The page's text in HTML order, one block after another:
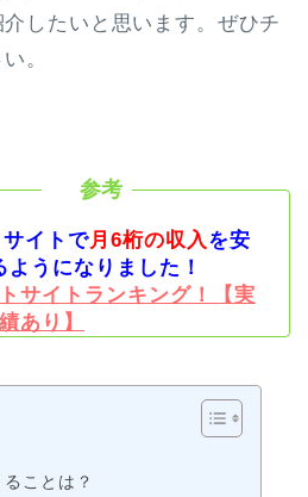
したいと思います。ぜひチ
。
イトで月6桁の収入 を安
うになりました！
サイトランキング！【実
績あり】
ことは？